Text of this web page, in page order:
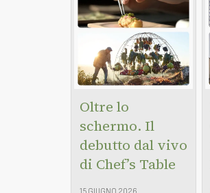
Oltre lo
schermo. Il
debutto dal vivo
di Chef’s Table